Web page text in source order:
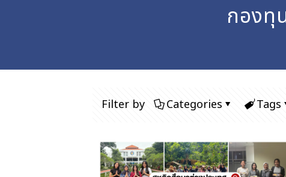
กองทุ
Filter by Categories Tags